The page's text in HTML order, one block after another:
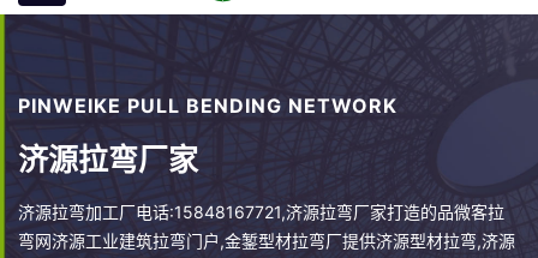
PINWEIKE PULL BENDING NETWORK
济源拉弯厂家
济源拉弯加工厂电话:15848167721,济源拉弯厂家打造的品微客拉
弯网济源工业建筑拉弯门户,金錾型材拉弯厂提供济源型材拉弯,济源